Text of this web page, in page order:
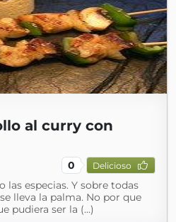
al curry con
0 Delicioso
especias. Y sobre todas
lleva la palma. No por que
pudiera ser la (...)